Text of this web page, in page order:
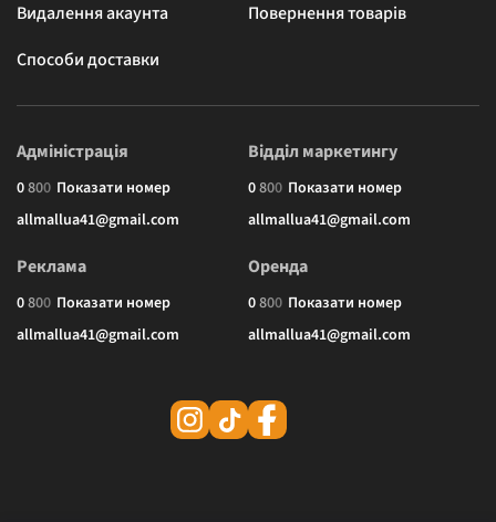
Видалення акаунта
Повернення товарів
Способи доставки
Адміністрація
0800 Показати номер
allmallua41@gmail.com
Відділ маркетингу
0800 Показати номер
allmallua41@gmail.com
Реклама
0800 Показати номер
allmallua41@gmail.com
Оренда
0800 Показати номер
allmallua41@gmail.com